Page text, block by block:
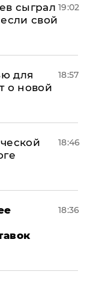
сыграл
свой
19:02
для
о новой
18:57
18:46
18:36